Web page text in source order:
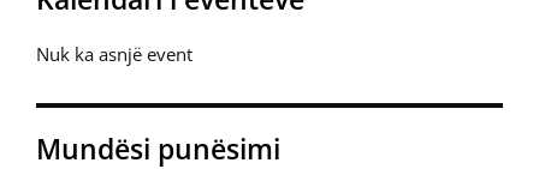
Nuk ka asnjë event
Mundësi punësimi